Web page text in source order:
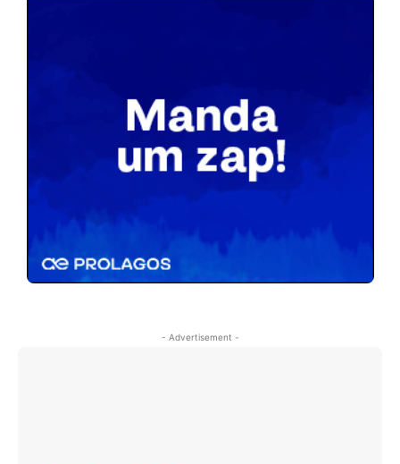
- Advertisement -